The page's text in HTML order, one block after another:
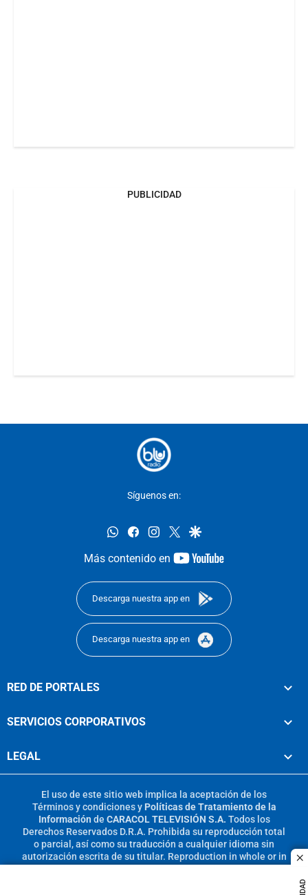
PUBLICIDAD
Síguenos en:
whatsappfacebookinstagram
twittergoogle
Más contenido en
youtube-
Descarga nuestra app en
Descarga nuestra app en
RED DE PORTALES
SERVICIOS CORPORATIVOS
LEGAL
El uso de este sitio web implica la aceptación de los
Términos y condicionesy Políticas de Tratamiento de la
Información de CARACOL TELEVISIÓN S.A. Todos los
Derechos Reservados D.R.A. Prohibida su reproducción total
o parcial, así como su traducción a cualquier idioma sin
autorización escrita de su titular. Reproduction in whole or in